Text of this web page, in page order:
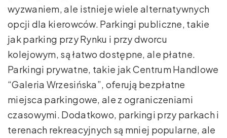
wyzwaniem, ale istnieje wiele alternatywnych
opcji dla kierowców. Parkingi publiczne, takie
jak parking przy Rynku i przy dworcu
kolejowym, są łatwo dostępne, ale płatne.
Parkingi prywatne, takie jak Centrum Handlowe
“Galeria Wrzesińska”, oferują bezpłatne
miejsca parkingowe, ale z ograniczeniami
czasowymi. Dodatkowo, parkingi przy parkach i
terenach rekreacyjnych są mniej popularne, ale